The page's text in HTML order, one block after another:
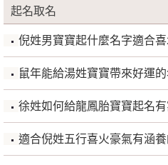
起名取名
倪姓男寶寶起什麼名字適合喜
鼠年能給湯姓寶寶帶來好運
徐姓如何給龍鳳胎寶寶起名
適合倪姓五行喜火豪氣有涵